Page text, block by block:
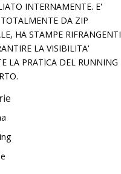
INTERNAMENTE. E'
DA ZIP
HA STAMPE RIFRANGENTI
LA VISIBILITA'
LA PRATICA DEL RUNNING